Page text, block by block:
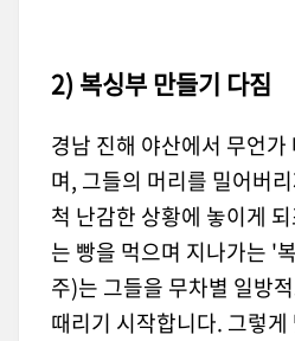
2) 복싱부 만들기 다짐
경남 진해 야산에서 무언
며, 그들의 머리를 밀어버
척 난감한 상황에 놓이게
는 빵을 먹으며 지나가는 '
주)는 그들을 무차별 일방
때리기 시작합니다. 그렇